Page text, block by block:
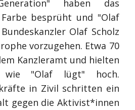
haben das
besprüht und "Olaf
Olaf Scholz
vorzugehen. Etwa 70
Kanzleramt und hielten
wie "Olaf lügt" hoch.
in Zivil schritten ein
gegen die Aktivist*innen